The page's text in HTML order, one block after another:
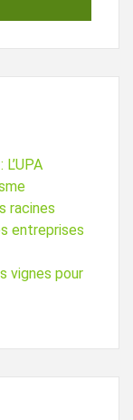
racines
entreprises
vignes pour